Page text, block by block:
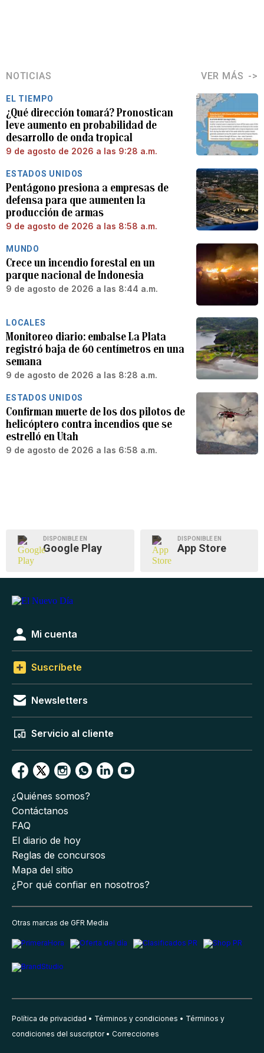
NOTICIAS VER MÁS
EL TIEMPO
¿Qué dirección tomará? Pronostican
leve aumento en probabilidad de
desarrollo de onda tropical
9 de agosto de 2026 a las 9:28 a.m.
ESTADOS UNIDOS
Pentágono presiona a empresas de
defensa para que aumenten la
producción de armas
9 de agosto de 2026 a las 8:58 a.m.
MUNDO
Crece un incendio forestal en un
parque nacional de Indonesia
9 de agosto de 2026 a las 8:44 a.m.
LOCALES
Monitoreo diario: embalse La Plata
registró baja de 60 centímetros en una
semana
9 de agosto de 2026 a las 8:28 a.m.
ESTADOS UNIDOS
Confirman muerte de los dos pilotos de
helicóptero contra incendios que se
estrelló en Utah
9 de agosto de 2026 a las 6:58 a.m.
DISPONIBLE EN
Google Play
DISPONIBLE EN
App Store
Mi cuenta
Suscríbete
Newsletters
Servicio al cliente
¿Quiénes somos?
Contáctanos
FAQ
El diario de hoy
Reglas de concursos
Mapa del sitio
¿Por qué confiar en nosotros?
Otras marcas de GFR Media
Política de privacidad Términos y condiciones
Términos y
condiciones del suscriptor
Correcciones